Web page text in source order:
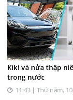
Kiki và nửa thập
trong nước
11:43 | Thứ năm,